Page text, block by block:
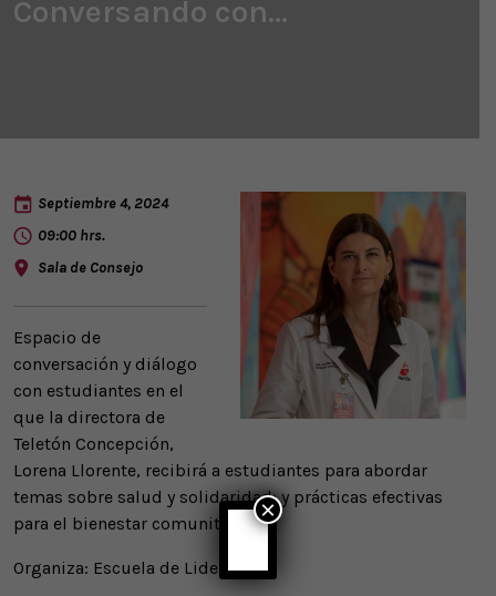
Conversando con…
Septiembre 4, 2024
09:00 hrs.
Sala de Consejo
Espacio de
conversación y diálogo
con estudiantes en el
que la directora de
Teletón Concepción,
Lorena Llorente, recibirá a estudiantes para abordar
temas sobre salud y solidaridad; y prácticas efectivas
para el bienestar comunitario.
Organiza: Escuela de Liderazgo
×